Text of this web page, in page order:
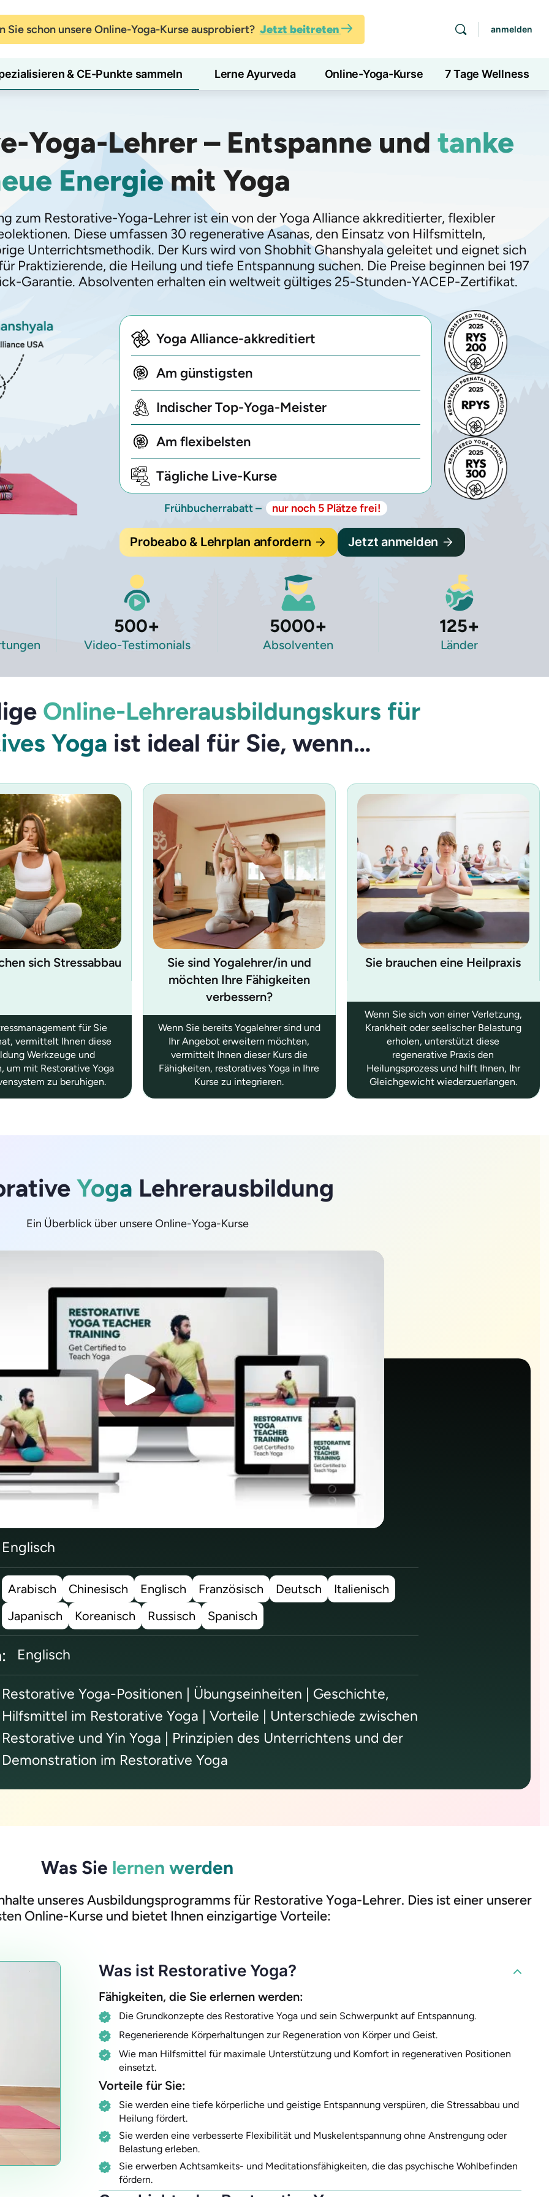
Sie schon unsere Online-Yoga-Kurse ausprobiert? Jetzt beitreten anmelden
& CE-Punkte sammeln Lerne Ayurveda Online-Yoga-Kurse 7 Tage Wellness
Yoga-Lehrer – Entspanne und tanke
Energiemit Yoga
zum Restorative-Yoga-Lehrer ist ein von der Yoga Alliance akkreditierter, flexibler
Diese umfassen 30 regenerative Asanas, den Einsatz von Hilfsmitteln,
Unterrichtsmethodik. Der Kurs wird von Shobhit Ghanshyala geleitet und eignet sich
Praktizierende, die Heilung und tiefe Entspannung suchen. Die Preise beginnen bei 197
Garantie. Absolventen erhalten ein weltweit gültiges 25-Stunden-YACEP-Zertifikat.
Yoga Alliance-akkreditiert
Am günstigsten
Indischer Top-Yoga-Meister
Am flexibelsten
Tägliche Live-Kurse
Frühbucherrabatt – nur noch 5 Plätze frei!
Probeabo & Lehrplan anfordern Jetzt anmelden
500+
Video-Testimonials
5000+
Absolventen
125+
Länder
Online-Lehrerausbildungskurs für
Yoga ist ideal für Sie, wenn…
sich Stressabbau
für Sie
vermittelt Ihnen diese
Werkzeuge und
um mit Restorative Yoga
zu beruhigen.
Sie sind Yogalehrer/in und
möchten Ihre Fähigkeiten
verbessern?
Wenn Sie bereits Yogalehrer sind und
Ihr Angebot erweitern möchten,
vermittelt Ihnen dieser Kurs die
Fähigkeiten, restoratives Yoga in Ihre
Kurse zu integrieren.
Sie brauchen eine Heilpraxis
Wenn Sie sich von einer Verletzung,
Krankheit oder seelischer Belastung
erholen, unterstützt diese
regenerative Praxis den
Heilungsprozess und hilft Ihnen, Ihr
Gleichgewicht wiederzuerlangen.
Yoga Lehrerausbildung
Ein Überblick über unsere Online-Yoga-Kurse
Englisch
Arabisch Chinesisch Englisch Französisch Deutsch
Italienisch
Japanisch
Koreanisch Russisch Spanisch
Englisch
Restorative Yoga-Positionen | Übungseinheiten | Geschichte,
Hilfsmittel im Restorative Yoga | Vorteile | Unterschiede zwischen
Restorative und Yin Yoga | Prinzipien des Unterrichtens und der
Demonstration im Restorative Yoga
Was Sie lernen werden
unseres Ausbildungsprogramms für Restorative Yoga-Lehrer. Dies ist einer unserer
Online-Kurse und bietet Ihnen einzigartige Vorteile:
Was ist Restorative Yoga?
Fähigkeiten, die Sie erlernen werden:
Die Grundkonzepte des Restorative Yoga und sein Schwerpunkt auf Entspannung.
Regenerierende Körperhaltungen zur Regeneration von Körper und Geist.
Wie man Hilfsmittel für maximale Unterstützung und Komfort in regenerativen Positionen
einsetzt.
Vorteile für Sie:
Sie werden eine tiefe körperliche und geistige Entspannung verspüren, die Stressabbau und
Heilung fördert.
Sie werden eine verbesserte Flexibilität und Muskelentspannung ohne Anstrengung oder
Belastung erleben.
Sie erwerben Achtsamkeits- und Meditationsfähigkeiten, die das psychische Wohlbefinden
fördern.